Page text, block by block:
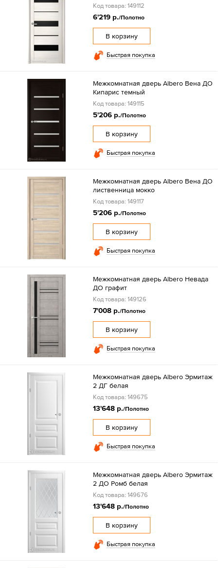
Код товара: 149112
6'219 р./Полотно
В корзину
Быстрая покупка
Межкомнатная дверь Albero Вена ДО
Кипарис темный
Код товара: 149115
5'206 р./Полотно
В корзину
Быстрая покупка
Межкомнатная дверь Albero Вена ДО
лиственница мокко
Код товара: 149117
5'206 р./Полотно
В корзину
Быстрая покупка
Межкомнатная дверь Albero Невада
ДО графит
Код товара: 149126
7'008 р./Полотно
В корзину
Быстрая покупка
Межкомнатная дверь Albero Эрмитаж
2 ДГ белая
Код товара: 149675
13'648 р./Полотно
В корзину
Быстрая покупка
Межкомнатная дверь Albero Эрмитаж
2 ДО Ромб белая
Код товара: 149676
13'648 р./Полотно
В корзину
Быстрая покупка